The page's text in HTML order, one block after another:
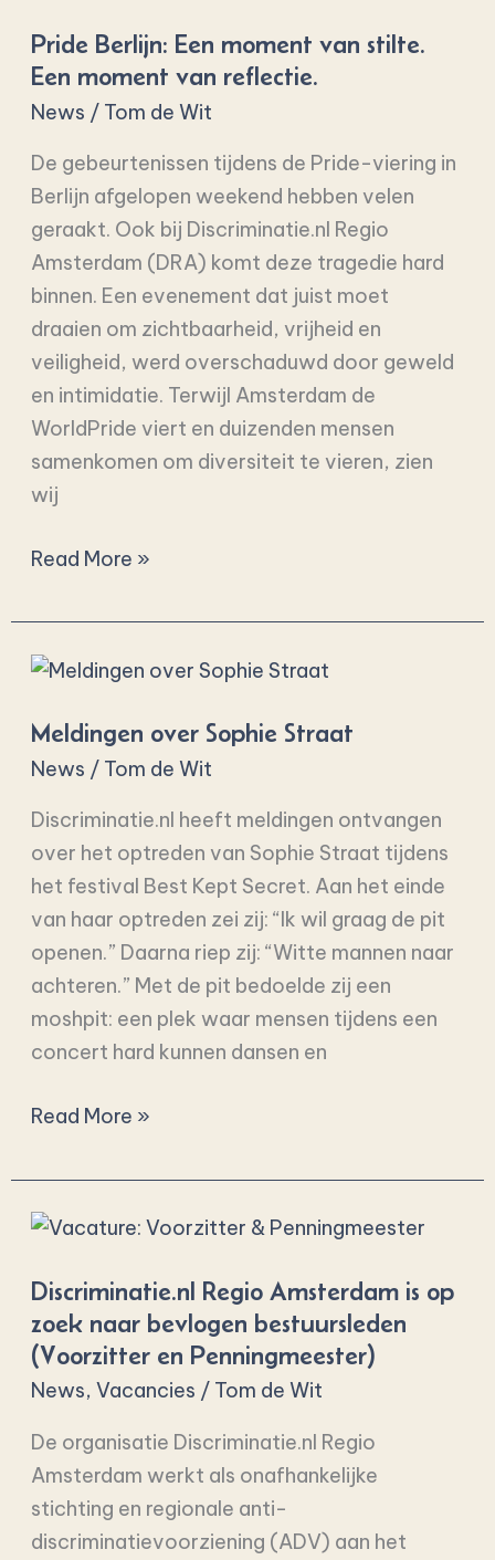
Pride Berlijn: Een moment van stilte.
Een moment van reflectie.
News / Tom de Wit
De gebeurtenissen tijdens de Pride-viering in
Berlijn afgelopen weekend hebben velen
geraakt. Ook bij Discriminatie.nl Regio
Amsterdam (DRA) komt deze tragedie hard
binnen. Een evenement dat juist moet
draaien om zichtbaarheid, vrijheid en
veiligheid, werd overschaduwd door geweld
en intimidatie. Terwijl Amsterdam de
WorldPride viert en duizenden mensen
samenkomen om diversiteit te vieren, zien
wij
moment
van
stilte.
moment
reflectie.
Read More »
Meldingen over Sophie Straat
News / Tom de Wit
Discriminatie.nl heeft meldingen ontvangen
over het optreden van Sophie Straat tijdens
het festival Best Kept Secret. Aan het einde
van haar optreden zei zij: “Ik wil graag de pit
openen.” Daarna riep zij: “Witte mannen naar
achteren.” Met de pit bedoelde zij een
moshpit: een plek waar mensen tijdens een
concert hard kunnen dansen en
Meldingen
Sophie
Straat
Read More »
Discriminatie.nl Regio Amsterdam is op
zoek naar bevlogen bestuursleden
(Voorzitter en Penningmeester)
News,Vacancies / Tom de Wit
De organisatie Discriminatie.nl Regio
Amsterdam werkt als onafhankelijke
stichting en regionale anti-
discriminatievoorziening (ADV) aan het
Discriminatie.nl
Amsterdam
is
op
zoek
bevlogen
bestuursleden
(Voorzitter